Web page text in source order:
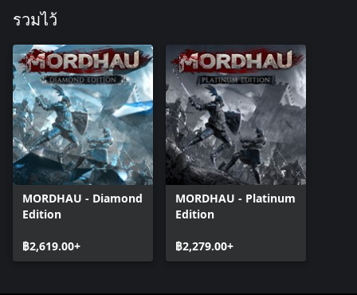
รวมไว้
MORDHAU - Diamond
Edition
฿2,619.00+
MORDHAU - Platinum
Edition
฿2,279.00+